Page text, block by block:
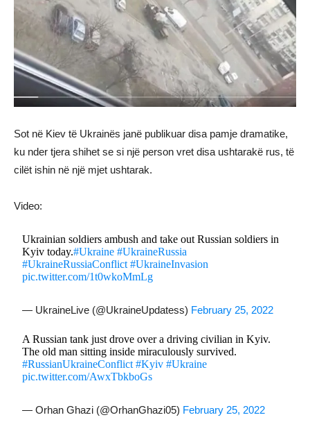
Sot në Kiev të Ukrainës janë publikuar disa pamje dramatike,
ku nder tjera shihet se si një person vret disa ushtarakë rus, të
cilët ishin në një mjet ushtarak.
Video:
Ukrainian soldiers ambush and take out Russian soldiers in
Kyiv today.#Ukraine #UkraineRussia
#UkraineRussiaConflict #UkraineInvasion
pic.twitter.com/1t0wkoMmLg
— UkraineLive (@UkraineUpdatess) February 25, 2022
A Russian tank just drove over a driving civilian in Kyiv.
The old man sitting inside miraculously survived.
#RussianUkraineConflict #Kyiv #Ukraine
pic.twitter.com/AwxTbkboGs
— Orhan Ghazi (@OrhanGhazi05) February 25, 2022